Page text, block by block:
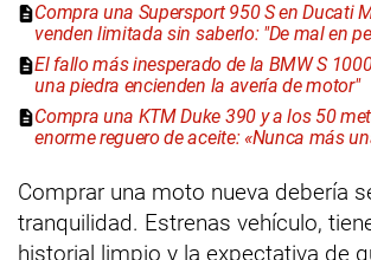
Compra una Supersport 950 S en Ducati
venden limitada sin saberlo: "De mal en
El fallo más inesperado de la BMW S
una piedra encienden la avería de motor"
Compra una KTM Duke 390 y a los 50
enorme reguero de aceite: «Nunca más
Comprar una moto nueva debería
tranquilidad. Estrenas vehículo,
historial limpio y la expectativa de